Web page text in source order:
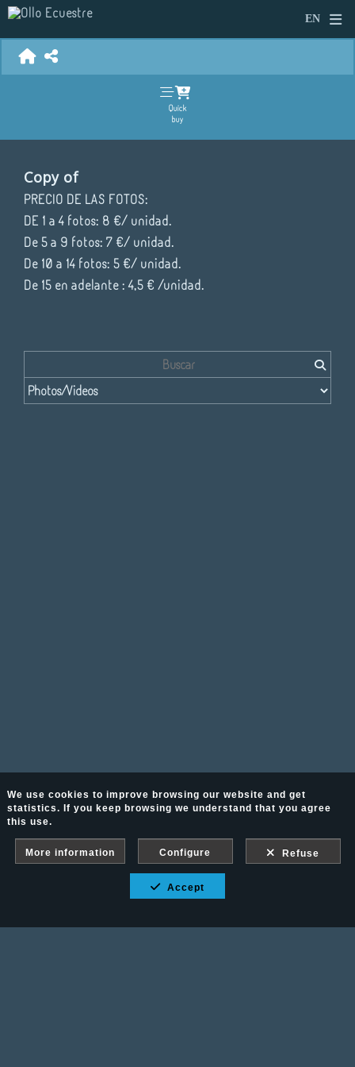
Quick
buy
Copy of
PRECIO DE LAS FOTOS:
DE 1 a 4 fotos: 8 €/ unidad.
De 5 a 9 fotos: 7 €/ unidad.
De 10 a 14 fotos: 5 €/ unidad.
De 15 en adelante : 4,5 € /unidad.
We use cookies to improve browsing our website and get
statistics. If you keep browsing we understand that you agree
this use.
More information Configure Refuse
Accept